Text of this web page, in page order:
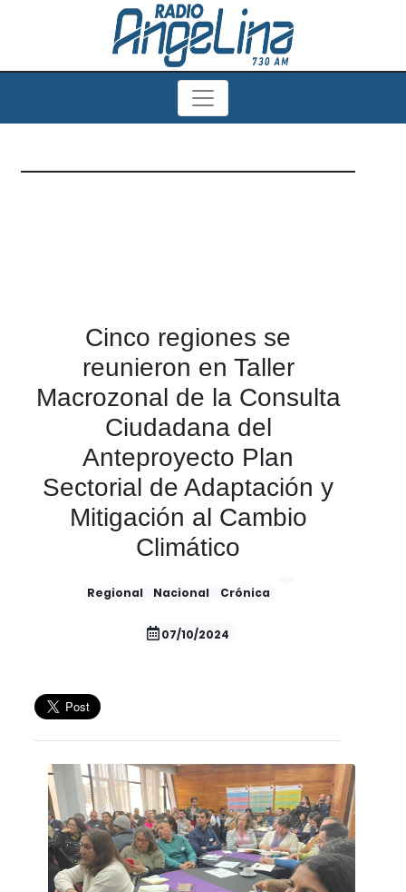
Cinco regiones se
reunieron en Taller
Macrozonal de la Consulta
Ciudadana del
Anteproyecto Plan
Sectorial de Adaptación y
Mitigación al Cambio
Climático
Regional Nacional Crónica
07/10/2024